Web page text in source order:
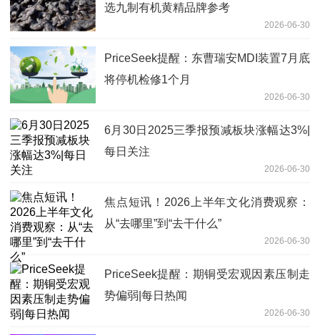
选九制有机黄精品牌参考
2026-06-30
PriceSeek提醒：东曹瑞安MDI装置7月底
将停机检修1个月
2026-06-30
6月30日2025三季报预减板块涨幅达3%|
每日关注
2026-06-30
焦点短讯！2026上半年文化消费观察：
从“去哪里”到“去干什么”
2026-06-30
PriceSeek提醒：期铜受宏观因素压制走
势偏弱|每日热闻
2026-06-30